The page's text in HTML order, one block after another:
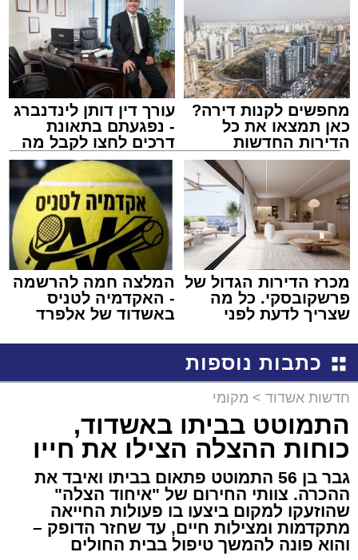
מחפשים לקנות דירה?
כאן תמצאו את כל
הדירות החדשות
למכירה באשדוד >>>
עורך דין דותן לינדנברג
- נפגעתם בתאונת
דרכים לחצו לקבל מה
שמגיע לכם
מכרז הדירות הגדול של
פרשקובסקי. כל מה
שצריך לדעת לפני
באשדוד
המלצה חמה להרשמה
- האקדמיה לטניס
באשדוד של אלפרד
כתבות נוספות
חדשות אשדוד > מקומי
התמוטט בביתו באשדוד,
כוחות ההצלה הצילו את חייו
גבר בן 56 התמוטט פתאום בביתו ואיבד את
ההכרה. צוותי החירום של "איחוד הצלה"
שהוזעקו למקום ביצעו בו פעולות החייאה
מתקדמות ומצילות חיים, עד שחזר הדופק –
והוא פונה להמשך טיפול בבית החולים